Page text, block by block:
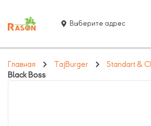
Выберите адрес
Главная TajBurger
Standart &
Black Boss